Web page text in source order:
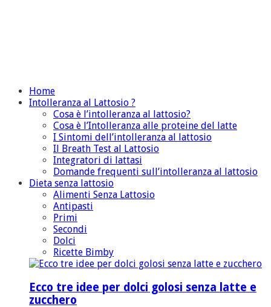
Home
Intolleranza al Lattosio ?
Cosa è l’intolleranza al lattosio?
Cosa è l’Intolleranza alle proteine del latte
I Sintomi dell’intolleranza al lattosio
Il Breath Test al Lattosio
Integratori di lattasi
Domande frequenti sull’intolleranza al lattosio
Dieta senza lattosio
Alimenti Senza Lattosio
Antipasti
Primi
Secondi
Dolci
Ricette Bimby
Ecco tre idee per dolci golosi senza latte e
zucchero